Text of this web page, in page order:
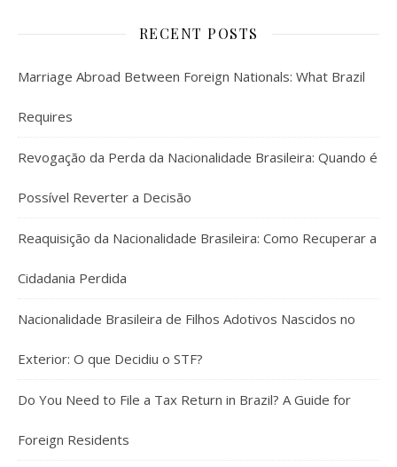
RECENT POSTS
Marriage Abroad Between Foreign Nationals: What Brazil
Requires
Revogação da Perda da Nacionalidade Brasileira: Quando é
Possível Reverter a Decisão
Reaquisição da Nacionalidade Brasileira: Como Recuperar a
Cidadania Perdida
Nacionalidade Brasileira de Filhos Adotivos Nascidos no
Exterior: O que Decidiu o STF?
Do You Need to File a Tax Return in Brazil? A Guide for
Foreign Residents